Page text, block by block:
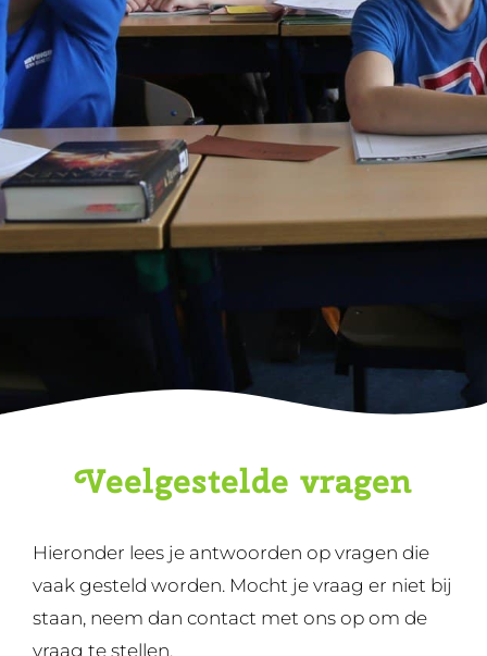
Veelgestelde vragen
Hieronder lees je antwoorden op vragen die
vaak gesteld worden. Mocht je vraag er niet bij
staan, neem dan contact met ons op om de
vraag te stellen.